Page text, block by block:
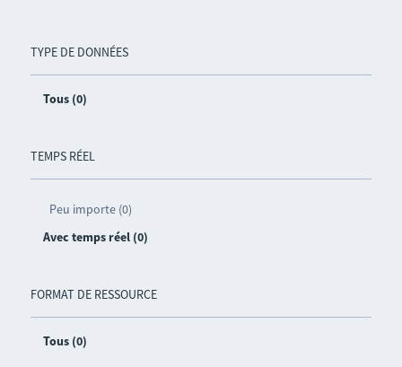
TYPE DE DONNÉES
Tous (0)
TEMPS RÉEL
Peu importe (0)
Avec temps réel (0)
FORMAT DE RESSOURCE
Tous (0)